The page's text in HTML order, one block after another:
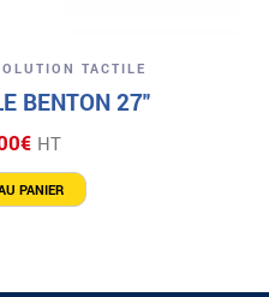
TACTILE
BENTON 27″
€ HT
PANIER